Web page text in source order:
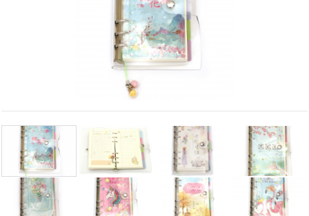
Datenverkehr
zu
analysieren
sowie
relevantere
Inhalte und
Werbung
anzuzeigen,
auch mit
Unterstützung